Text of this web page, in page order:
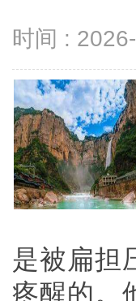
时间 :
是被扁担
疼醒的。